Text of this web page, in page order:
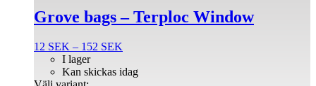
Grove bags – Terploc Window
12 SEK – 152 SEK
till
I lager
Kan skickas idag
produkten
har
varianter.
olika